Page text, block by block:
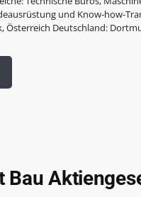
und Know-how-Transfer Anzahl der
Österreich Deutschland:
Bau